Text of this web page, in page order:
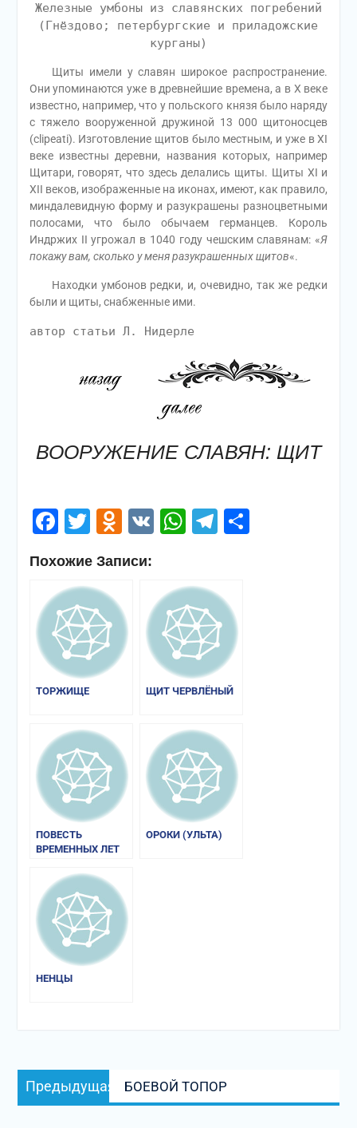
Железные умбоны из славянских погребений
(Гнёздово; петербургские и приладожские
курганы)
Щиты имели у славян широкое распространение.
Они упоминаются уже в древнейшие времена, а в X веке
известно, например, что у польского князя было наряду
с тяжело вооруженной дружиной 13 000 щитоносцев
(clipeati). Изготовление щитов было местным, и уже в XI
веке известны деревни, названия которых, например
Щитари, говорят, что здесь делались щиты. Щиты XI и
XII веков, изображенные на иконах, имеют, как правило,
миндалевидную форму и разукрашены разноцветными
полосами, что было обычаем германцев. Король
Индржих II угрожал в 1040 году чешским славянам: «Я
покажу вам, сколько у меня разукрашенных щитов«.
Находки умбонов редки, и, очевидно, так же редки
были и щиты, снабженные ими.
автор статьи Л. Нидерле
ВООРУЖЕНИЕ СЛАВЯН: ЩИТ
Facebook
Twitter
Odnoklassniki
VKWhatsApp
Telegram
Похожие Записи:
ТОРЖИЩЕ ЩИТ ЧЕРВЛЁНЫЙ
ПОВЕСТЬ
ВРЕМЕННЫХ ЛЕТ
ОРОКИ (УЛЬТА)
НЕНЦЫ
Навигация
по
Предыдущая
Предыдущая
запись:
БОЕВОЙ ТОПОР